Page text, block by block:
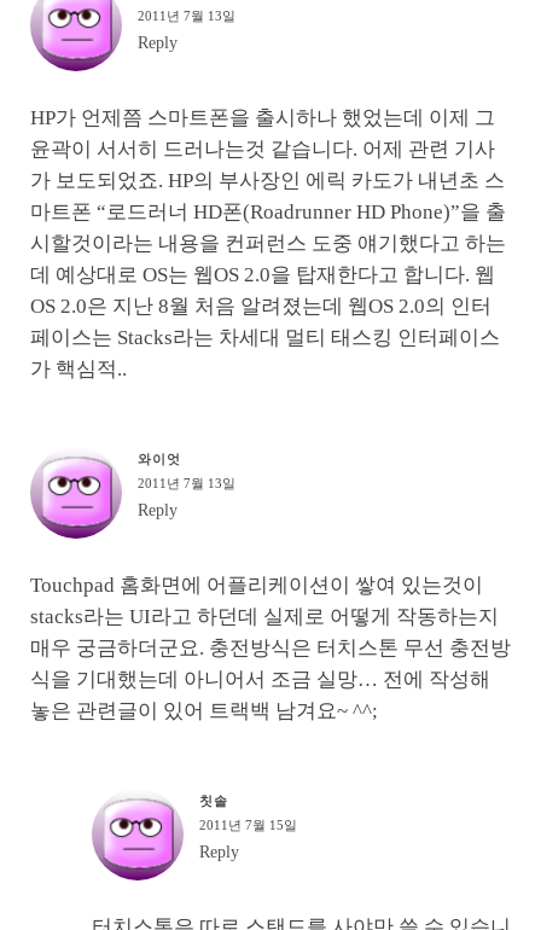
2011년 7월 13일
Reply
HP가 언제쯤 스마트폰을 출시하나 했었는데 이제 그
윤곽이 서서히 드러나는것 같습니다. 어제 관련 기사
가 보도되었죠. HP의 부사장인 에릭 카도가 내년초 스
마트폰 “로드러너 HD폰(Roadrunner HD Phone)”을 출
시할것이라는 내용을 컨퍼런스 도중 얘기했다고 하는
데 예상대로 OS는 웹OS 2.0을 탑재한다고 합니다. 웹
OS 2.0은 지난 8월 처음 알려졌는데 웹OS 2.0의 인터
페이스는 Stacks라는 차세대 멀티 태스킹 인터페이스
가 핵심적..
와이엇
2011년 7월 13일
Reply
Touchpad 홈화면에 어플리케이션이 쌓여 있는것이
stacks라는 UI라고 하던데 실제로 어떻게 작동하는지
매우 궁금하더군요. 충전방식은 터치스톤 무선 충전방
식을 기대했는데 아니어서 조금 실망… 전에 작성해
놓은 관련글이 있어 트랙백 남겨요~ ^^;
칫솔
2011년 7월 15일
Reply